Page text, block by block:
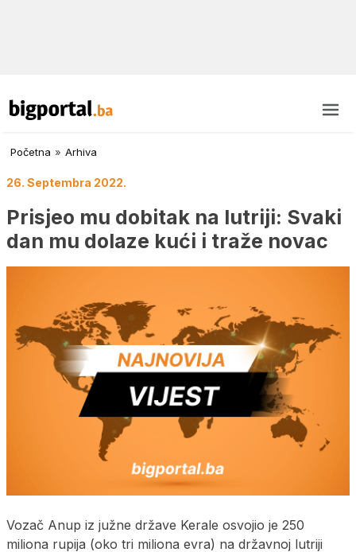
Početna » Arhiva
26. Septembra 2022.
Prisjeo mu dobitak na lutriji: Svaki
dan mu dolaze kući i traže novac
Vozač Anup iz južne države Kerale osvojio je 250
miliona rupija (oko tri miliona evra) na državnoj lutriji